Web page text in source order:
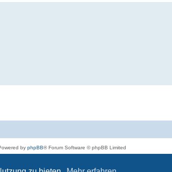
by phpBB® Forum Software © phpBB Limited